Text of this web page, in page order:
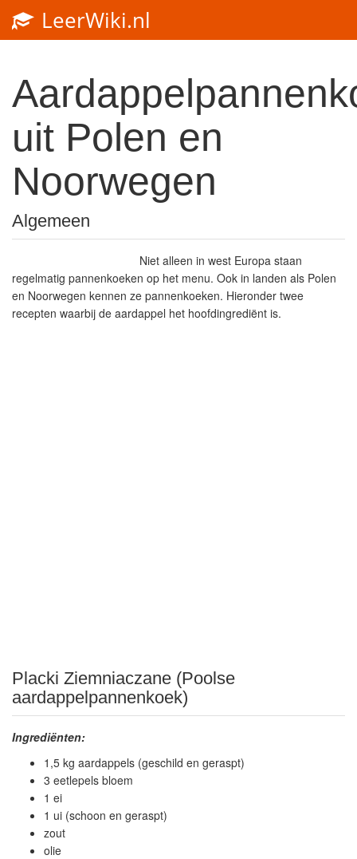
LeerWiki.nl
uit Polen en
Noorwegen
Algemeen
Niet alleen in west Europa staan
regelmatig pannenkoeken op het menu. Ook in landen als Polen
en Noorwegen kennen ze pannenkoeken. Hieronder twee
recepten waarbij de aardappel het hoofdingrediënt is.
Placki Ziemniaczane (Poolse
aardappelpannenkoek)
Ingrediënten:
1,5 kg aardappels (geschild en geraspt)
3 eetlepels bloem
1 ei
1 ui (schoon en geraspt)
zout
olie